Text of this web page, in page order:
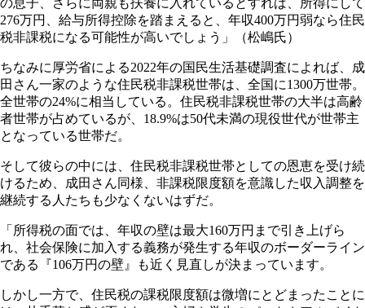
の息子、さらに両親も扶養に入れているとすれば、所得にして
276万円、給与所得控除を踏まえると、年収400万円弱なら住民
税非課税になる可能性が高いでしょう」（松嶋氏）
ちなみに厚労省による2022年の国民生活基礎調査によれば、成
田さん一家のような住民税非課税世帯は、全国に1300万世帯。
全世帯の24%に相当している。住民税非課税世帯の大半は高齢
者世帯が占めているが、18.9%は50代未満の現役世代が世帯主
となっている世帯だ。
そして彼らの中には、住民税非課税世帯としての恩恵を受け続
けるため、成田さん同様、非課税限度額を意識した収入調整を
継続する人たちも少なくないはずだ。
「所得税の面では、年収の壁は最大160万円まで引き上げら
れ、社会保険に加入する義務が発生する年収のボーダーライン
である『106万円の壁』も近く見直しが決まっています。
しかし一方で、住民税の課税限度額は微増にとどまったことに